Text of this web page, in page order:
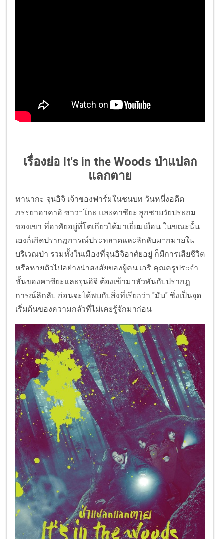
เรื่องย่อ It's in the Woods ป่าแปลก
แลกตาย
ทานากะ จุนอิจิ เจ้าของฟาร์มในชนบท วันหนึ่งอดีต
ภรรยาอาคาอิ ซาวาโกะ และคาซึยะ ลูกชายวัยประถม
ของเขา ที่อาศัยอยู่ที่โตเกียวได้มาเยี่ยมเยือน ในขณะนั้น
เองก็เกิดปรากฎการณ์ประหลาดและลึกลับมากมายใน
บริเวณป่า รวมทั้งในเมืองที่จุนอิจิอาศัยอยู่ ก็มีการเสียชีวิต
หรือหายตัวไปอย่างน่าสงสัยของผู้คน เอริ คุณครูประจำ
ชั้นของคาซึยะและจุนอิจิ ต้องเข้ามาพัวพันกับปรากฎ
การณ์ลึกลับ ก่อนจะได้พบกับสิ่งที่เรียกว่า "มัน" ซึ่งเป็นจุด
เริ่มต้นของความกลัวที่ไม่เคยรู้จักมาก่อน